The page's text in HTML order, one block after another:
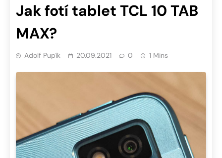
Jak fotí tablet TCL 10 TAB
MAX?
Adolf Pupík 20.09.2021 0 1 Mins